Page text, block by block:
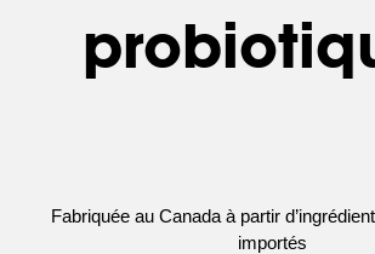
Fabriquée au Canada à partir
importés